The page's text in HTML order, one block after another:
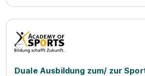
Duale Ausbildung zum/ zur